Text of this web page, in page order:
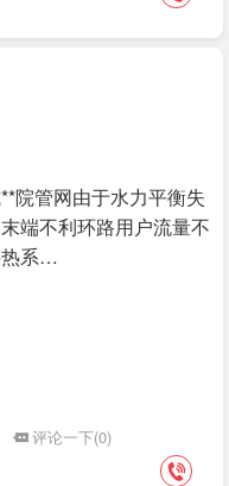
院管网由于水力平衡失
端不利环路用户流量不
热系…
评论一下(0)